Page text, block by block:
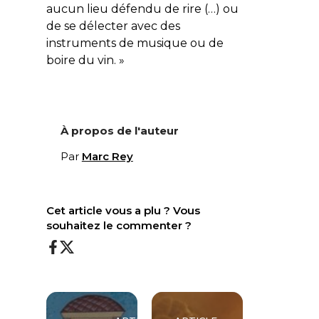
aucun lieu défendu de rire (…) ou
de se délecter avec des
instruments de musique ou de
boire du vin. »
À propos de l'auteur
Par Marc Rey
Cet article vous a plu ? Vous
souhaitez le commenter ?